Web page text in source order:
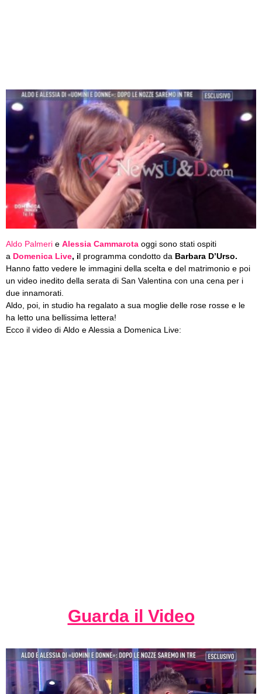
Aldo Palmeri e Alessia Cammarota oggi sono stati ospiti
a Domenica Live, il programma condotto da Barbara D’Urso.
Hanno fatto vedere le immagini della scelta e del matrimonio e poi
un video inedito della serata di San Valentina con una cena per i
due innamorati.
Aldo, poi, in studio ha regalato a sua moglie delle rose rosse e le
ha letto una bellissima lettera!
Ecco il video di Aldo e Alessia a Domenica Live:
Guarda il Video